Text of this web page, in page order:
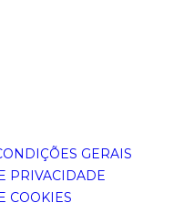
GERAIS
PRIVACIDADE
COOKIES